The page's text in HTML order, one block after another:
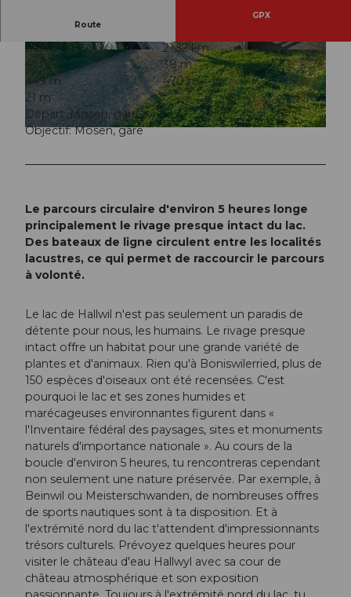
© Seetal Tourismus, Aargau Tourismus
© Michel Jaussi, Aargau Tourismus © Beat Brechbühl, Seetal Tourismus
Route
GPX
5:00 h
21,52 km
41 m
38 m
449 m
470 m
21 m
Départ: Mosen, gare
Objectif: Mosen, gare
Le parcours circulaire d'environ 5 heures longe
principalement le rivage presque intact du lac.
Des bateaux de ligne circulent entre les localités
lacustres, ce qui permet de raccourcir le parcours
à volonté.
Le lac de Hallwil n'est pas seulement un paradis de
détente pour nous, les humains. Le rivage presque
intact offre un habitat pour une grande variété de
plantes et d'animaux. Rien qu'à Boniswilerried, plus de
150 espèces d'oiseaux ont été recensées. C'est
pourquoi le lac et ses zones humides et
marécageuses environnantes figurent dans «
l'Inventaire fédéral des paysages, sites et monuments
naturels d'importance nationale ». Au cours de la
boucle d'environ 5 heures, tu rencontreras cependant
non seulement une nature préservée. Par exemple, à
Beinwil ou Meisterschwanden, de nombreuses offres
de sports nautiques sont à ta disposition. Et à
l'extrémité nord du lac t'attendent d'impressionnants
trésors culturels. Prévoyez quelques heures pour
visiter le château d'eau Hallwyl avec sa cour de
château atmosphérique et son exposition